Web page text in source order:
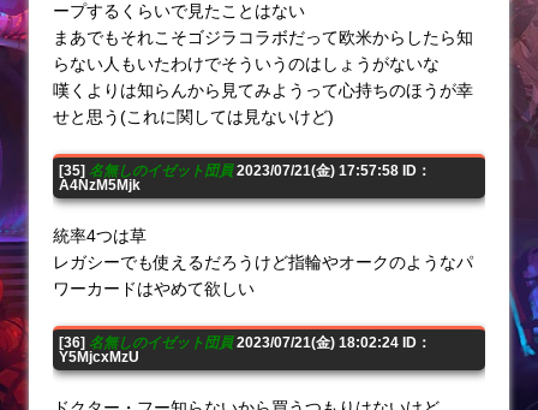
ープするくらいで見たことはない
まあでもそれこそゴジラコラボだって欧米からしたら知
らない人もいたわけでそういうのはしょうがないな
嘆くよりは知らんから見てみようって心持ちのほうが幸
せと思う(これに関しては見ないけど)
[35] 名無しのイゼット団員2023/07/21(金) 17:57:58 ID：
A4NzM5Mjk
統率4つは草
レガシーでも使えるだろうけど指輪やオークのようなパ
ワーカードはやめて欲しい
[36] 名無しのイゼット団員2023/07/21(金) 18:02:24 ID：
Y5MjcxMzU